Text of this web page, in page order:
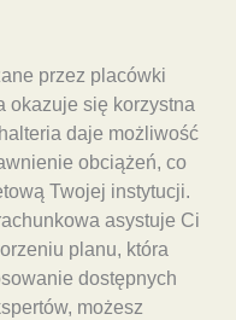
przez placówki
okazuje się korzystna
daje możliwość
obciążeń, co
Twojej instytucji.
asystuje Ci
planu, która
dostępnych
możesz